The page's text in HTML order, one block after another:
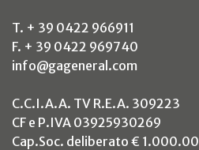
T. + 39 0422 966911
F. + 39 0422 969740
info@gageneral.com
C.C.I.A.A. TV R.E.A. 309223
CF e P.IVA 03925930269
Cap.Soc. deliberato €